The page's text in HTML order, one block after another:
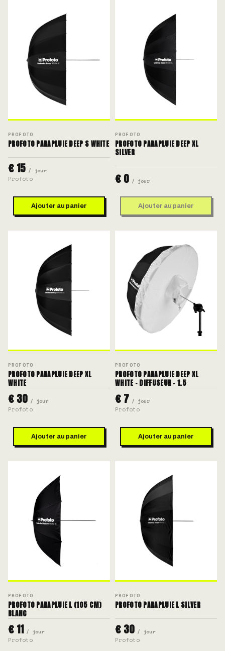
PROFOTO
PROFOTO PARAPLUIE DEEP S WHITE
€ 15 / jour
Profoto
Ajouter au panier
PROFOTO
PROFOTO PARAPLUIE DEEP XL
SILVER
€ 0 / jour
Ajouter au panier
PROFOTO
PROFOTO PARAPLUIE DEEP XL
WHITE
€ 30 / jour
Profoto
Ajouter au panier
PROFOTO
PROFOTO PARAPLUIE DEEP XL
WHITE - DIFFUSEUR - 1.5
€ 7 / jour
Profoto
Ajouter au panier
PROFOTO
PROFOTO PARAPLUIE L (105 CM)
BLANC
€ 11 / jour
Profoto
PROFOTO
PROFOTO PARAPLUIE L SILVER
€ 30 / jour
Profoto